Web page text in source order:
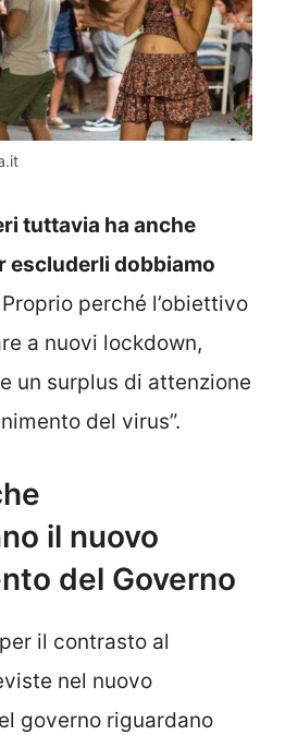
tuttavia ha anche
escluderli dobbiamo
Proprio perché l’obiettivo
a nuovi lockdown,
un surplus di attenzione
del virus”.
il nuovo
del Governo
il contrasto al
nel nuovo
governo riguardano